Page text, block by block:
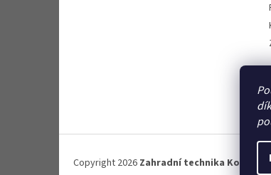
Copyright 2026 Zahradní technika Kotásek